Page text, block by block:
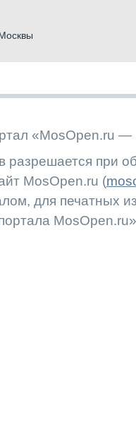
«MosOpen.ru —
при
MosOpen.ru (
для печатных